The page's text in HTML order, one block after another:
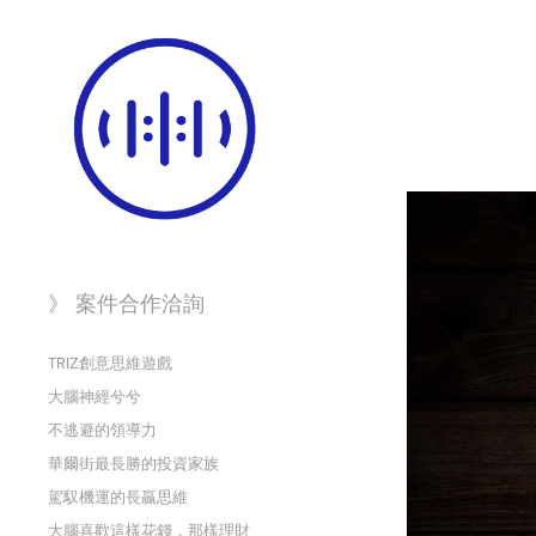
》 案件合作洽詢
TRIZ創意思維遊戲
大腦神經兮兮
不逃避的領導力
華爾街最長勝的投資家族
駕馭機運的長贏思維
大腦喜歡這樣花錢，那樣理財